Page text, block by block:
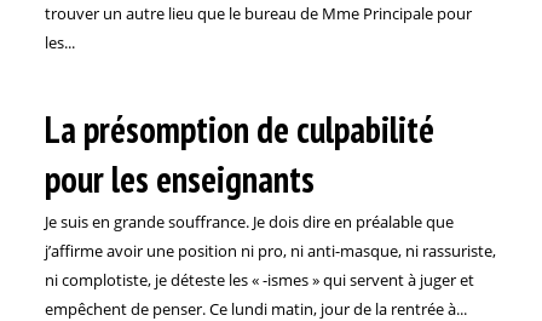
trouver un autre lieu que le bureau de Mme Principale pour
les...
La présomption de culpabilité
pour les enseignants
Je suis en grande souffrance. Je dois dire en préalable que
j’affirme avoir une position ni pro, ni anti-masque, ni rassuriste,
ni complotiste, je déteste les « -ismes » qui servent à juger et
empêchent de penser. Ce lundi matin, jour de la rentrée à...